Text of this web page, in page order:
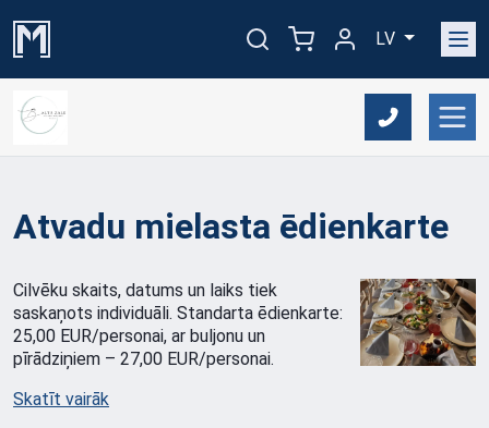
LV
Atvadu mielasta ēdienkarte
Cilvēku skaits, datums un laiks tiek
saskaņots individuāli. Standarta ēdienkarte:
25,00 EUR/personai, ar buljonu un
pīrādziņiem – 27,00 EUR/personai.
Skatīt vairāk